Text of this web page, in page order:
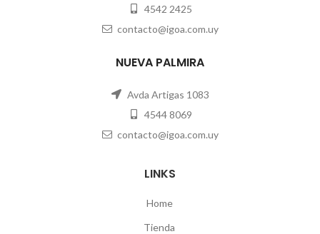
4542 2425
contacto@igoa.com.uy
NUEVA PALMIRA
Avda Artigas 1083
4544 8069
contacto@igoa.com.uy
LINKS
Home
Tienda